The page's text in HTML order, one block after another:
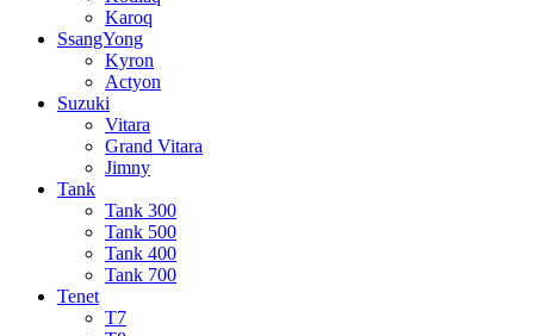
Karoq
SsangYong
Kyron
Actyon
Suzuki
Vitara
Grand Vitara
Jimny
Tank
Tank 300
Tank 500
Tank 400
Tank 700
Tenet
T7